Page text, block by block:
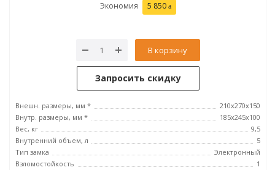
Экономия 5 850
В корзину
Запросить скидку
Внешн. размеры, мм *
210x270x150
Внутр. размеры, мм *
185х245х100
Вес, кг
9,5
Внутренний объем, л
5
Тип замка
Электронный
Взломостойкость
1